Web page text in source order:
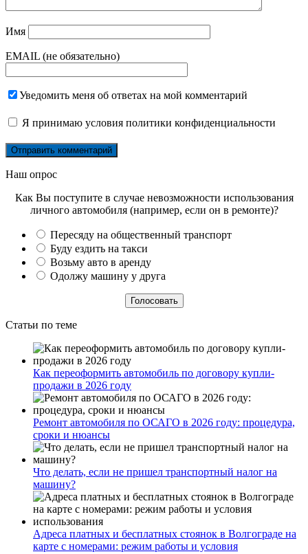
Имя
EMAIL (не обязательно)
Уведомить меня об ответах на мой комментарий
Я принимаю условия политики конфиденциальности
Наш опрос
Как Вы поступите в случае невозможности использования
личного автомобиля (например, если он в ремонте)?
Пересяду на общественный транспорт
Буду ездить на такси
Возьму авто в аренду
Одолжу машину у друга
Статьи по теме
Как переоформить автомобиль по договору купли-
продажи в 2026 году
Ремонт автомобиля по ОСАГО в 2026 году: процедура,
сроки и нюансы
Что делать, если не пришел транспортный налог на
машину?
Адреса платных и бесплатных стоянок в Волгограде на
карте с номерами: режим работы и условия